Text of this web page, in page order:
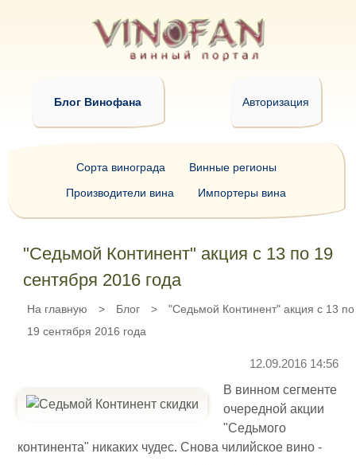
Блог Винофана Авторизация
"Седьмой Континент" акция с 13 по 19
сентября 2016 года
На главную > Блог >
"Седьмой Континент" акция с 13 по
19 сентября 2016 года
12.09.2016 14:56
В винном сегменте
очередной акции
"Седьмого
континента" никаких чудес. Снова чилийское вино -
Сорта винограда
Винные регионы
Производители вина
Импортеры вина